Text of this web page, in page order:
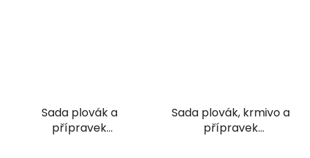
Sada plovák a
přípravek
Sada plovák, krmivo a
přípravek